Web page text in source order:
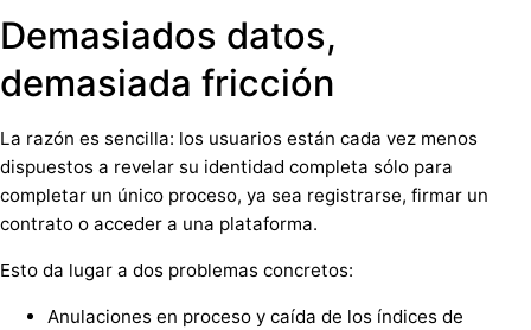
Demasiados datos,
demasiada fricción
La razón es sencilla: los usuarios están cada vez menos
dispuestos a revelar su identidad completa sólo para
completar un único proceso, ya sea registrarse, firmar un
contrato o acceder a una plataforma.
Esto da lugar a dos problemas concretos:
Anulaciones en proceso y caída de los índices de